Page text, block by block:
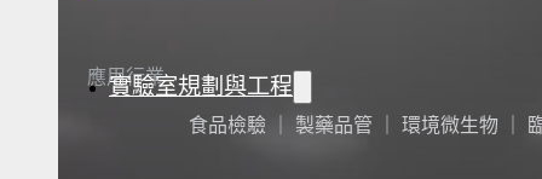
實驗室規劃與工程
應用行業
食品檢驗 ｜ 製藥品管 ｜ 環境微生物 ｜